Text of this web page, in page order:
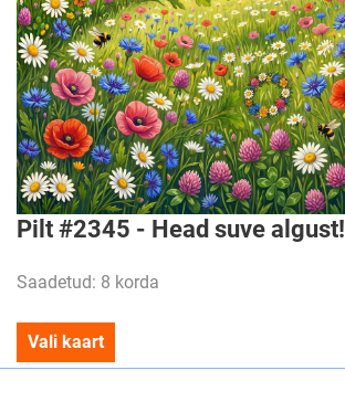
Pilt #2345 - Head suve algust!
Saadetud: 8 korda
Vali kaart